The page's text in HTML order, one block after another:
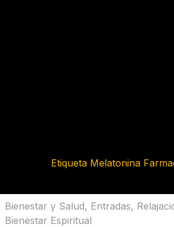
Etiqueta Melatonina
Bienestar y Salud, Entradas,
Bienestar Espiritual